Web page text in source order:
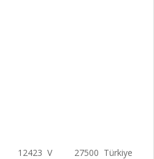
1 12423 V 27500 Türkiye